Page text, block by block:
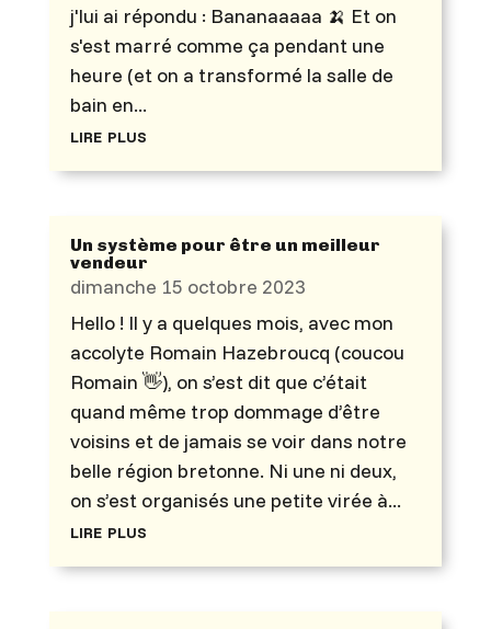
j'lui ai répondu : Bananaaaaa 🍌 Et on
s'est marré comme ça pendant une
heure (et on a transformé la salle de
bain en...
lire plus
Un système pour être un meilleur
vendeur
dimanche 15 octobre 2023
Hello ! Il y a quelques mois, avec mon
accolyte Romain Hazebroucq (coucou
Romain 👋), on s’est dit que c’était
quand même trop dommage d’être
voisins et de jamais se voir dans notre
belle région bretonne. Ni une ni deux,
on s’est organisés une petite virée à...
lire plus